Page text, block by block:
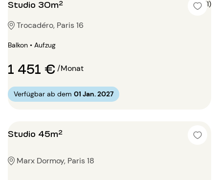
Studio 30m² 4 (1)
Trocadéro, Paris 16
Balkon • Aufzug
1 451 €/Monat
Verfügbar ab dem 01 Jan. 2027
Studio 45m²
Marx Dormoy, Paris 18